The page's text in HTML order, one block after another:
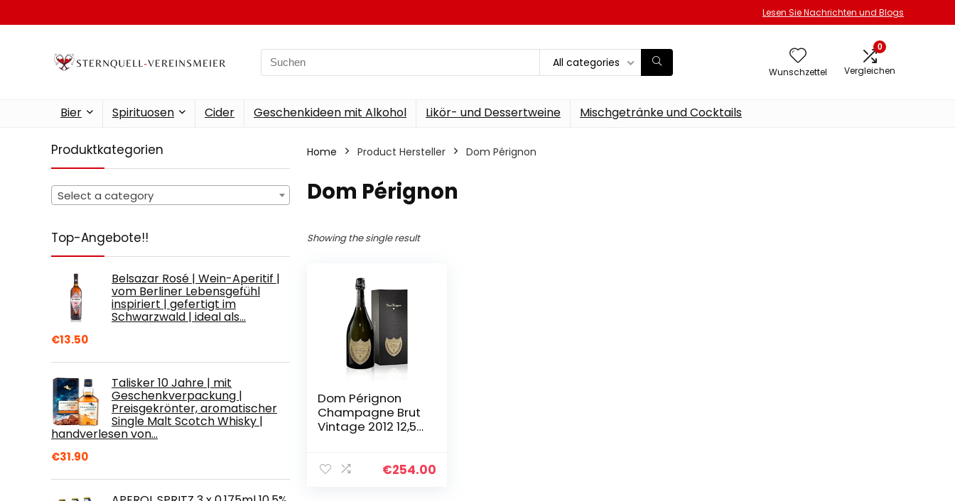
Lesen Sie Nachrichten und Blogs
Search
for:
All categories
Wunschzettel
0
Vergleichen
Bier Spirituosen Cider Geschenkideen mit Alkohol Likör- und Dessertweine Mischgetränke und Cocktails
Produktkategorien
Select a category
Top-Angebote!!
Belsazar Rosé | Wein-Aperitif |
vom Berliner Lebensgefühl
inspiriert | gefertigt im
Schwarzwald | ideal als…
€13.50
Talisker 10 Jahre | mit
Geschenkverpackung |
Preisgekrönter, aromatischer
Single Malt Scotch Whisky |
handverlesen von…
€31.90
Home Product Hersteller ‎Dom Pérignon
‎Dom Pérignon
Showing the single result
Dom Pérignon
Champagne Brut
Vintage 2012 12,5%
€254.00